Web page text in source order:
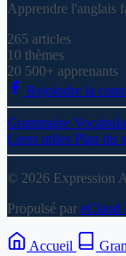
Apprendre l'anglais
265 articles
10 thèmes
20 500+ apprenants
Rejoindre la
Grammaire
Liens utiles Plan du
© 2026 Expression
Propulsé par eClaud
Accueil